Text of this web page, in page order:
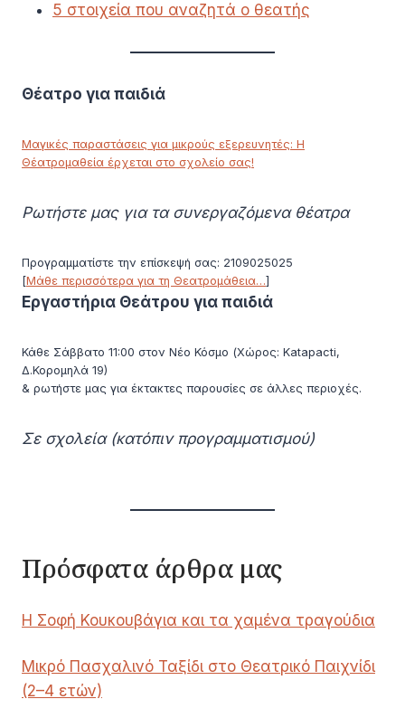
5 στοιχεία που αναζητά ο θεατής
Θέατρο για παιδιά
Μαγικές παραστάσεις για μικρούς εξερευνητές: Η
Θέατρομαθεία έρχεται στο σχολείο σας!
Ρωτήστε μας για τα συνεργαζόμενα θέατρα
Προγραμματίστε την επίσκεψή σας: 2109025025
[Μάθε περισσότερα για τη Θεατρομάθεια…]
Εργαστήρια Θεάτρου για παιδιά
Κάθε Σάββατο 11:00 στον Νέο Κόσμο (Χώρος: Katapacti,
Δ.Κορομηλά 19)
& ρωτήστε μας για έκτακτες παρουσίες σε άλλες περιοχές.
Σε σχολεία (κατόπιν προγραμματισμού)
Πρόσφατα άρθρα μας
Η Σοφή Κουκουβάγια και τα χαμένα τραγούδια
Μικρό Πασχαλινό Ταξίδι στο Θεατρικό Παιχνίδι
(2–4 ετών)